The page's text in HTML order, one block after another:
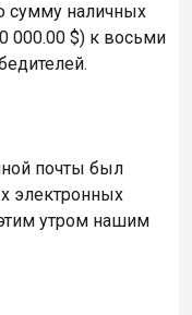
сумму наличных
000.00 $) к восьми
почты был
электронных
утром нашим